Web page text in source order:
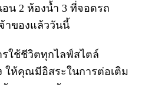
น 2 ห้องน้ำ 3 ที่จอดรถ
าของแล้ววันนี้
ใช้ชีวิตทุกไลฟ์สไตล์
ให้คุณมีอิสระในการต่อเติม